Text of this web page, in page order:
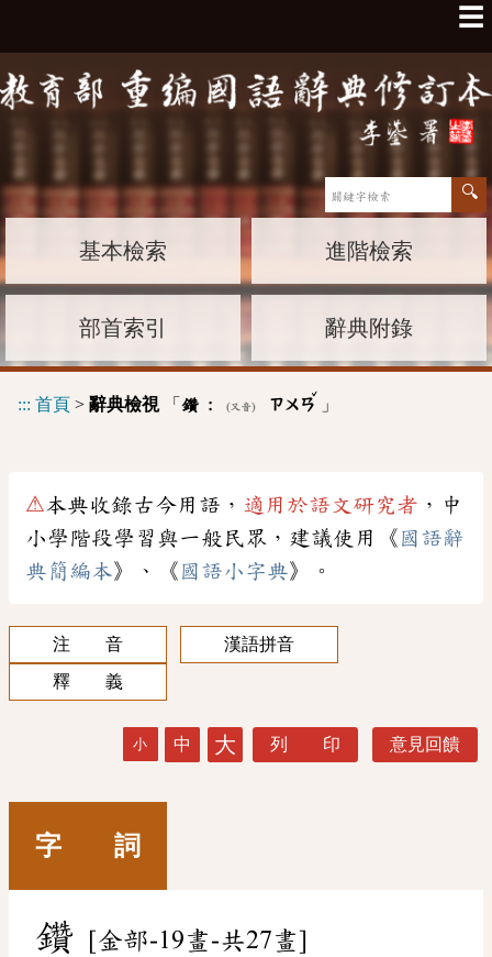
☰
基本檢索 進階檢索
部首索引 辭典附錄
::: 首頁 > 辭典檢視「 鑽 : (又音) ㄗㄨㄢ
ˇ
」
⚠本典收錄古今用語， 適用於語文研究者 ，中
小學階段學習與一般民眾，建議使用《 國語辭
典簡編本》、《 國語小字典》。
注 音
漢語拼音
釋 義
小 中 大 列 印 意見回饋
字 詞
鑽 [金部-19畫-共27畫]